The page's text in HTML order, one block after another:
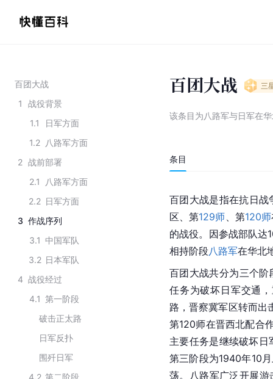
百团大战
1
战役背景
1.1
日军方面
1.2 八路军方面
2 战前部署
2.1
八路军方面
2.2 日军方面
3 作战序列
3.1 中国军队
3.2 日本军队
4 战役经过
4.1 第一阶段
破击正太路
日军反扑
围歼日军
4.2 第二阶段
百团大战 三
该条目为八路军与日军在
条目
百团大战是指在抗日
区、第129师 、第120师
的战役。因参战部队达
相持阶段八路军在华北
百团大战共分为三个
任务为破坏日军交通
路，晋察冀军区转而出
第120师在晋西北配合
主要任务是继续破坏
第三阶段为1940年10
荡。八路军广泛开展游